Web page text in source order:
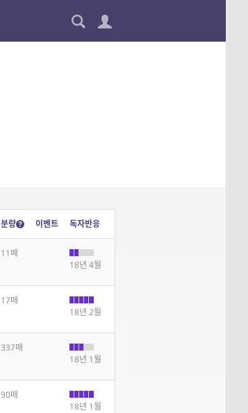
분량 이벤트 독자반응
11매
18년 4월
17매
18년 2월
337매
18년 1월
90매
18년 1월